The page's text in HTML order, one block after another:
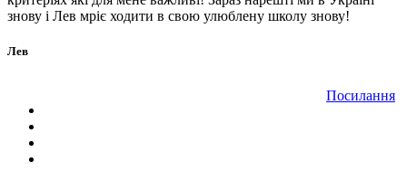
знову і Лев мріє ходити в свою улюблену школу знову!
Лев
Посилання